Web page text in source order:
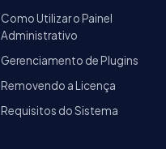
Como Utilizar o Painel
Administrativo
Gerenciamento de Plugins
Removendo a Licença
Requisitos do Sistema